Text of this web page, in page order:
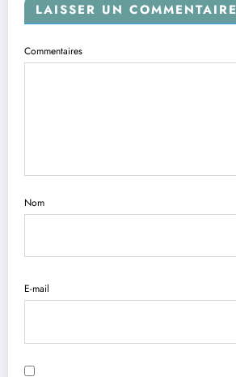
LAISSER UN COMMENTAIRE
Commentaires
Nom
E-mail